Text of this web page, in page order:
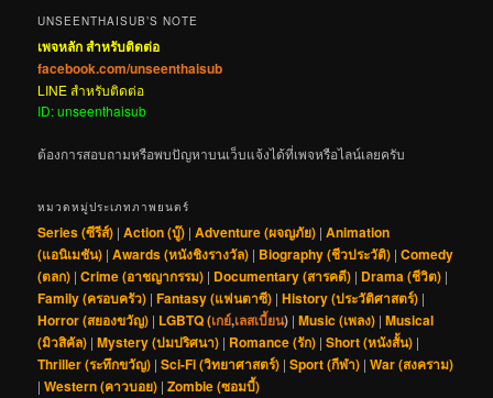
UNSEENTHAISUB’S NOTE
เพจหลัก สำหรับติดต่อ
facebook.com/unseenthaisub
LINE สำหรับติดต่อ
ID: unseenthaisub
ต้องการสอบถามหรือพบปัญหาบนเว็บแจ้งได้ที่เพจหรือไลน์เลยครับ
หมวดหมู่ประเภทภาพยนตร์
Series (ซีรีส์) |Action (บู๊) |Adventure (ผจญภัย) |Animation
(แอนิเมชัน) |Awards (หนังชิงรางวัล) | Biography (ชีวประวัติ) |Comedy
(ตลก) |Crime (อาชญากรรม) | Documentary (สารคดี) | Drama (ชีวิต) |
Family (ครอบครัว) |Fantasy (แฟนตาซี) |History (ประวัติศาสตร์) |
Horror (สยองขวัญ) | LGBTQ (เกย์,เลสเบี้ยน) |Music (เพลง) |Musical
(มิวสิคัล) |Mystery (ปมปริศนา) | Romance (รัก) |Short (หนังสั้น) |
Thriller (ระทึกขวัญ) |Sci-Fi (วิทยาศาสตร์) |Sport (กีฬา) |War (สงคราม)
|Western (คาวบอย) |Zombie (ซอมบี้)